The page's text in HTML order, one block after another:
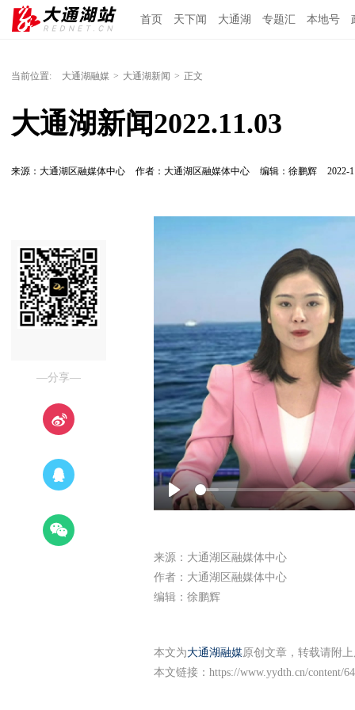
首页 天下闻 大通湖 专题汇 本地号
当前位置: 大通湖融媒 > 大通湖新闻 > 正文
大通湖新闻2022.11.03
来源：大通湖区融媒体中心 作者：大通湖区融媒体中心 编辑：徐鹏辉 2022-
—分享—
Play
来源：大通湖区融媒体中心
作者：大通湖区融媒体中心
编辑：徐鹏辉
本文为大通湖融媒原创文章，转载请附
本文链接： https://www.yydth.cn/content/